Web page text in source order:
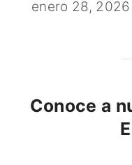
enero 28, 2026
Conoce a